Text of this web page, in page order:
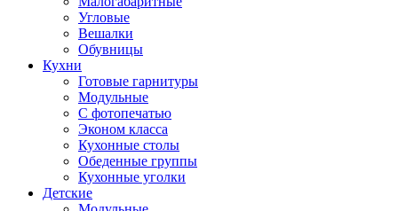
Угловые
Вешалки
Обувницы
Кухни
Готовые гарнитуры
Модульные
С фотопечатью
Эконом класса
Кухонные столы
Обеденные группы
Кухонные уголки
Детские